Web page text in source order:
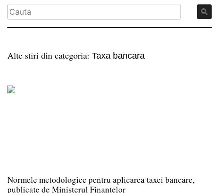
Alte stiri din categoria: Taxa bancara
Normele metodologice pentru aplicarea taxei bancare,
publicate de Ministerul Finantelor